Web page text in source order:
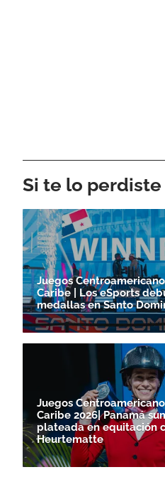
Si te lo perdiste
Juegos
Caribe | Los eSports
medallas en Santo
Juegos
Caribe 2026| Panamá
plateada en equitación
Heurtematte